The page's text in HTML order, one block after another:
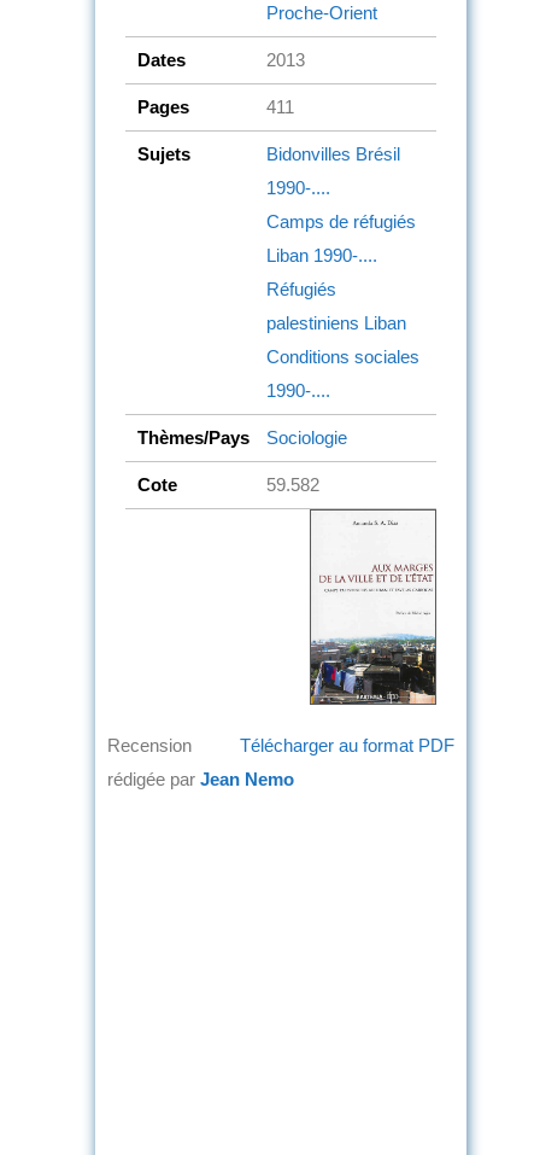
Proche-Orient
Dates 2013
Pages 411
Sujets Bidonvilles Brésil
1990-....
Camps de réfugiés
Liban 1990-....
Réfugiés
palestiniens Liban
Conditions sociales
1990-....
Thèmes/Pays Sociologie
Cote 59.582
Télécharger au format PDF
Recension
rédigée par Jean Nemo